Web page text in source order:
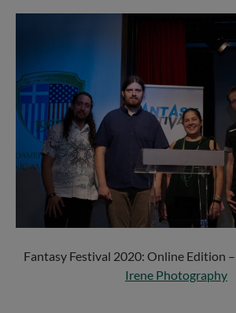
Fantasy Festival 2020: Online Edition
Irene Photography